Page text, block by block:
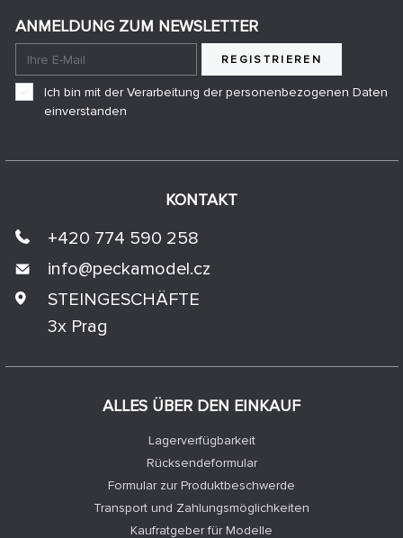
ALLES ÜBER DEN EINKAUF
Lagerverfügbarkeit
Rücksendeformular
Formular zur Produktbeschwerde
Transport und Zahlungsmöglichkeiten
Kaufratgeber für Modelle
KONTAKT
+420 774 590 258
info@peckamodel.cz
STEINGESCHÄFTE
3x Prag
ANMELDUNG ZUM NEWSLETTER
REGISTRIEREN
Ich bin mit der Verarbeitung der personenbezogenen Daten
einverstanden